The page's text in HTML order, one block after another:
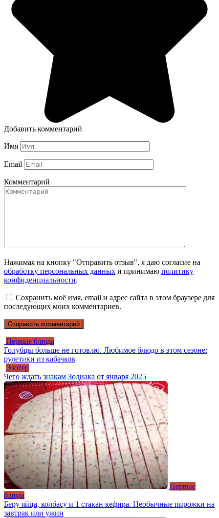
Добавить комментарий
Имя
Email
Комментарий
Нажимая на кнопку "Отправить отзыв", я даю согласие на
обработку персональных данных и принимаю политику
конфиденциальности.
Сохранить моё имя, email и адрес сайта в этом браузере для
последующих моих комментариев.
Первые блюда
Голубцы больше не готовлю. Любимое блюдо в этом сезоне:
рулетики из кабачков
Эзотер
Чего ждать знакам Зодиака от января 2025
Первые
блюда
Беру яйца, колбасу и 1 стакан кефира. Необычные пирожки на
завтрак или ужин